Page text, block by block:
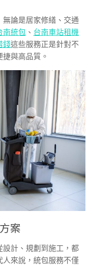
論是居家修繕、交通
南統包 、 台南車站租機
錢這些服務正是針對不
與高品質。
案
設計、規劃到施工，都
人來說，統包服務不僅